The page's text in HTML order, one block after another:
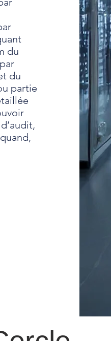
du
du
partie